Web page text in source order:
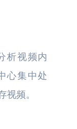
析视频内
心集中处
视频。